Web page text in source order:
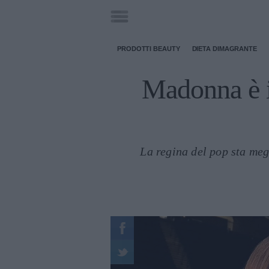
PRODOTTI BEAUTY DIETA DIMAGRANTE
Madonna è
La regina del pop sta